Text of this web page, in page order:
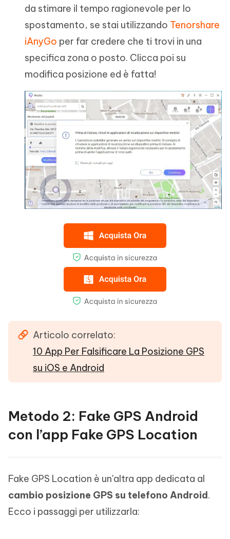
da stimare il tempo ragionevole per lo
spostamento, se stai utilizzando Tenorshare
iAnyGo per far credere che ti trovi in una
specifica zona o posto. Clicca poi su
modifica posizione ed è fatta!
Articolo correlato:
10 App Per Falsificare La Posizione GPS
su iOS e Android
Metodo 2: Fake GPS Android
con l’app Fake GPS Location
Fake GPS Location è un'altra app dedicata al
cambio posizione GPS su telefono Android.
Ecco i passaggi per utilizzarla: